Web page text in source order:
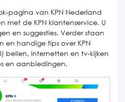
pagina van KPN Nederland
met de KPN klantenservice. U
en suggesties. Verder staan
en handige tips over KPN
bellen, internetten en tv-kijken
en aanbiedingen.